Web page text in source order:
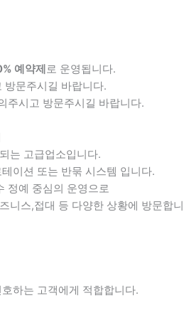
예약제 로 운영됩니다.
방문주시길 바랍니다.
주시고 방문주시길 바랍니다.
는 고급업소입니다.
이션 또는 반묶 시스템 입니다.
정예 중심의 운영으로
니스,접대 등 다양한 상황에 방문합니
하는 고객에게 적합합니다.